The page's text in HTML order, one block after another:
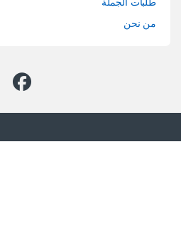
طلبات الجملة
من نحن